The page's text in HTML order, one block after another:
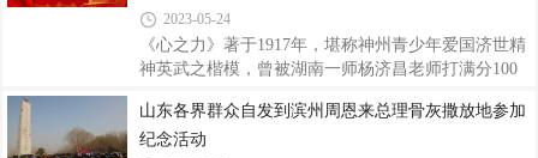
辞，陇东学院党委宣传部负责同志主持开班仪式。但
是，“文配图”显示，会议会标-电子屏显示：“陇东学
院2022年黄河流域皮影戏研修班开班仪式”。是会议
图片？官网看出，此条新闻发布时间是“2023-06-03
10:19:45”，报道中新闻事件发生的时
2023-05-24
《心之力》著于1917年，堪称神州青少年爱国济世精
神英武之楷模，曾被湖南一师杨济昌老师打满分100
世奇文。其中98%的智慧和分析，早在约100年前就
为21世纪中国的各种问题和以后应对各种国内外危险
山东各界群众自发到滨州周恩来总理骨灰撒放地参加
纪念活动